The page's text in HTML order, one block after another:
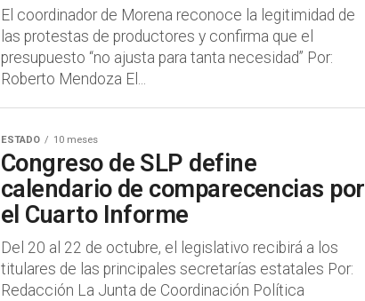
​El coordinador de Morena reconoce la legitimidad de
las protestas de productores y confirma que el
presupuesto “no ajusta para tanta necesidad” Por:
Roberto Mendoza El...
ESTADO 10 meses
Congreso de SLP define
calendario de comparecencias por
el Cuarto Informe
Del 20 al 22 de octubre, el legislativo recibirá a los
titulares de las principales secretarías estatales Por:
Redacción La Junta de Coordinación Política